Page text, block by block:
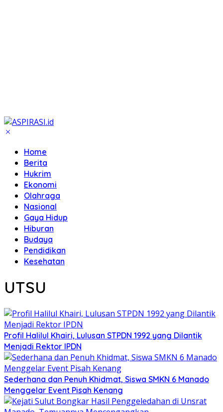
Home
Berita
Hukrim
Ekonomi
Olahraga
Nasional
Gaya Hidup
Hiburan
Budaya
Pendidikan
Kesehatan
UTSU
Profil Halilul Khairi, Lulusan STPDN 1992 yang Dilantik
Menjadi Rektor IPDN
Sederhana dan Penuh Khidmat, Siswa SMKN 6 Manado
Menggelar Event Pisah Kenang